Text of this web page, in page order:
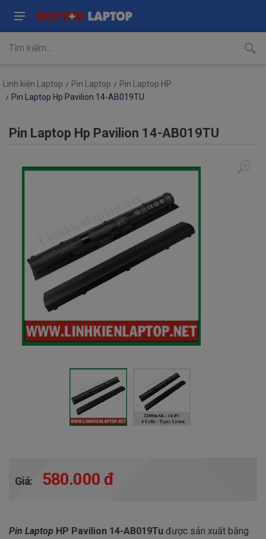
Linh kiện Laptop Pin Laptop
Pin Laptop HP
Pin Laptop Hp Pavilion 14-AB019TU
Pin Laptop Hp Pavilion 14-AB019TU
Giá: 580.000 đ
Pin Laptop HP Pavilion 14-AB019Tu được sản xuất bằng